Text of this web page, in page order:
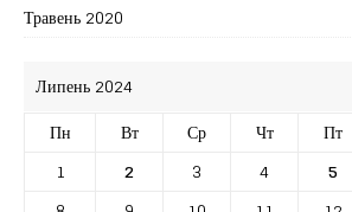
Травень 2020
Липень 2024
Пн
Вт Ср Чт Пт
1
2 3 4 5